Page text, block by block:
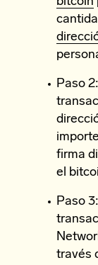
Paso
firma
el
Paso
través